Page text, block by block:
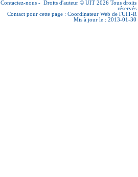
Contactez-nous - Droits d'auteur © UIT 2026 Tous droits
réservés
Contact pour cette page : Coordinateur Web de l'UIT-R
Mis à jour le : 2013-01-30